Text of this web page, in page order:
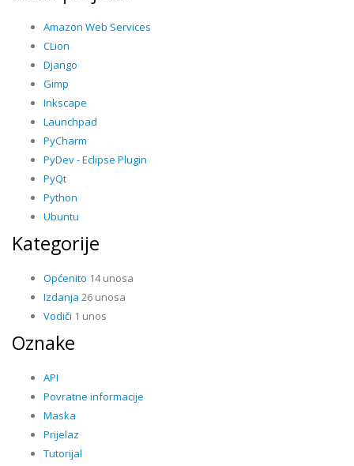
Amazon Web Services
CLion
Django
Gimp
Inkscape
Launchpad
PyCharm
PyDev - Eclipse Plugin
PyQt
Python
Ubuntu
Kategorije
Općenito 14 unosa
Izdanja 26 unosa
Vodiči 1 unos
Oznake
API
Povratne informacije
Maska
Prijelaz
Tutorijal